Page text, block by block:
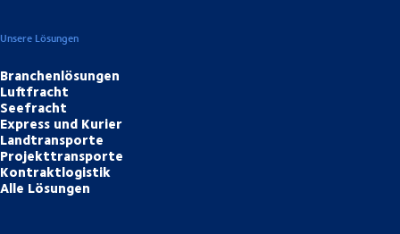
Unsere Lösungen
Branchenlösungen
Luftfracht
Seefracht
Express und Kurier
Landtransporte
Projekttransporte
Kontraktlogistik
Alle Lösungen